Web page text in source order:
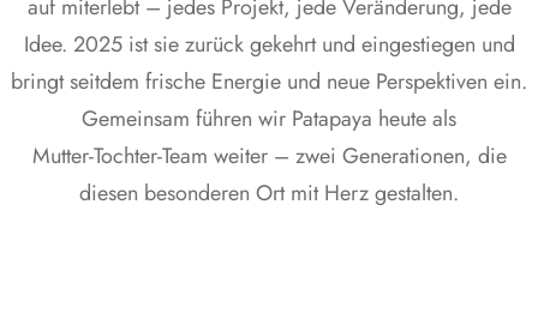
auf miterlebt – jedes Projekt, jede Veränderung, jede
Idee. 2025 ist sie zurück gekehrt und eingestiegen und
bringt seitdem frische Energie und neue Perspektiven ein.
Gemeinsam führen wir Patapaya heute als
Mutter‑Tochter‑Team weiter – zwei Generationen, die
diesen besonderen Ort mit Herz gestalten.